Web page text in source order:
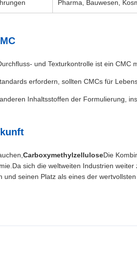
Pharma, Bauwesen,
und Texturkontrolle ist ein CMC
erfordern, sollten CMCs für
Inhaltsstoffen der Formulierung,
CarboxymethylzelluloseDie
sich die weltweiten Industrien
seinen Platz als eines der